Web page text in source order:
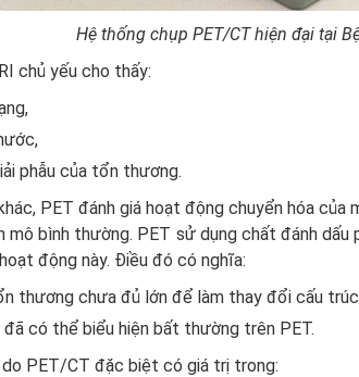
Hệ thống chụp PET/CT hiện đại tại
chủ yếu cho thấy:
phẫu của tổn thương.
PET đánh giá hoạt động chuyển hóa
mô bình thường. PET sử dụng chất đánh
động này. Điều đó có nghĩa:
thương chưa đủ lớn để làm thay đổi cấu
đã có thể biểu hiện bất thường trên PET.
PET/CT đặc biệt có giá trị trong: